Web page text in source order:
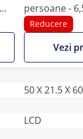
persoane -
m³/h
Reducere
Vezi
50 X 21.5 X
LCD